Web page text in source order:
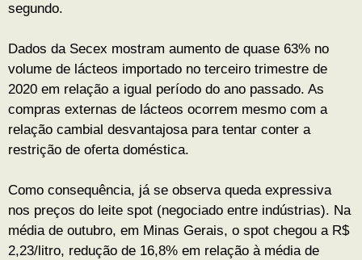
segundo.
Dados da Secex mostram aumento de quase 63% no
volume de lácteos importado no terceiro trimestre de
2020 em relação a igual período do ano passado. As
compras externas de lácteos ocorrem mesmo com a
relação cambial desvantajosa para tentar conter a
restrição de oferta doméstica.
Como consequência, já se observa queda expressiva
nos preços do leite spot (negociado entre indústrias). Na
média de outubro, em Minas Gerais, o spot chegou a R$
2,23/litro, redução de 16,8% em relação à média de